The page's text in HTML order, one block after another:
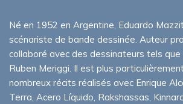
Né en 1952 en Argentine, Eduardo
scénariste de bande dessinée. Auteur
collaboré avec des dessinateurs tels que
Ruben Meriggi. Il est plus
nombreux récits réalisés avec Enrique
Terra, Acero Líquido, Rakshassas,